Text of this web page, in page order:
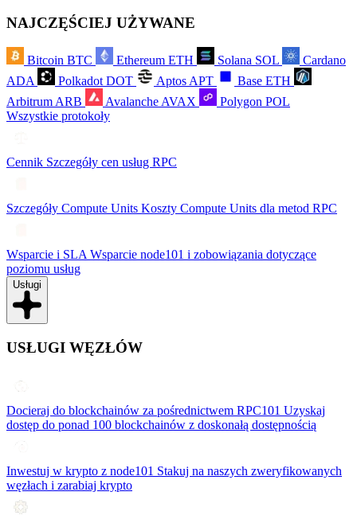
NAJCZĘŚCIEJ UŻYWANE
Bitcoin BTC Ethereum ETH Solana SOL
Cardano
ADA
Polkadot DOT Aptos APT Base ETH
Arbitrum ARB Avalanche AVAX Polygon POL
Wszystkie protokoły
Cennik Szczegóły cen usług RPC
Szczegóły Compute Units Koszty Compute Units dla metod RPC
Wsparcie i SLA Wsparcie node101 i zobowiązania dotyczące
poziomu usług
Usługi
USŁUGI WĘZŁÓW
Docieraj do blockchainów za pośrednictwem RPC101 Uzyskaj
dostęp do ponad 100 blockchainów z doskonałą dostępnością
Inwestuj w krypto z node101 Stakuj na naszych zweryfikowanych
węzłach i zarabiaj krypto